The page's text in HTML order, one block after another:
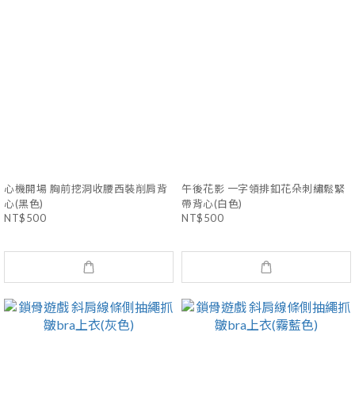
心機開場 胸前挖洞收腰西裝削肩背
心(黑色)
NT$500
午後花影 一字領排釦花朵刺繡鬆緊
帶背心(白色)
NT$500